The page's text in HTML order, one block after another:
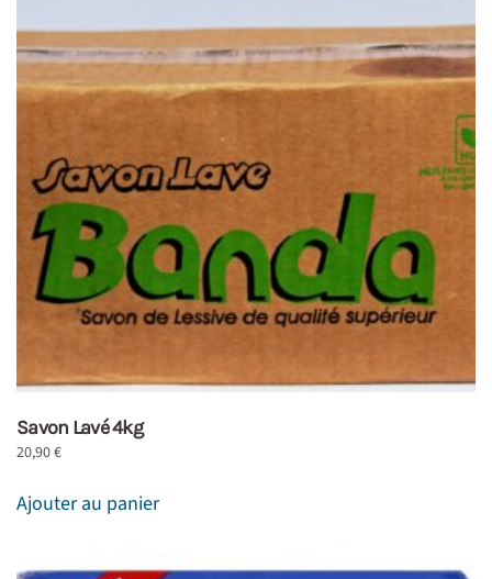
Savon Lavé 4kg
20,90€
Ajouter au panier